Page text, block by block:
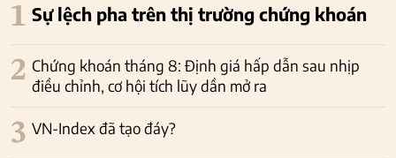
1 Sự lệch pha trên thị trường chứng khoán
2 Chứng khoán tháng 8: Định giá hấp dẫn sau nhịp
điều chỉnh, cơ hội tích lũy dần mở ra
3 VN-Index đã tạo đáy?